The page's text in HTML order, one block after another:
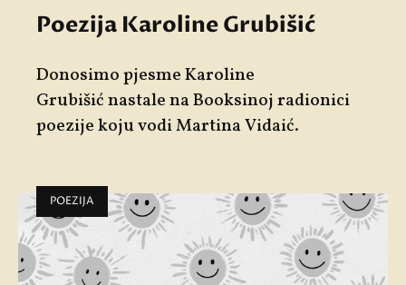
Poezija Karoline Grubišić
Donosimo pjesmeKaroline
Grubišićnastale na Booksinoj radionici
poezije koju vodiMartina Vidaić.
POEZIJA